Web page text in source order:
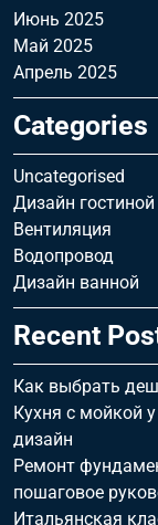
Июнь 2025
Май 2025
Апрель 2025
Categories
Uncategorised
Дизайн гостиной
Вентиляция
Водопровод
Дизайн ванной
Recent
Как выбрать
Кухня с мойкой
дизайн
Ремонт
пошаговое
Итальянская